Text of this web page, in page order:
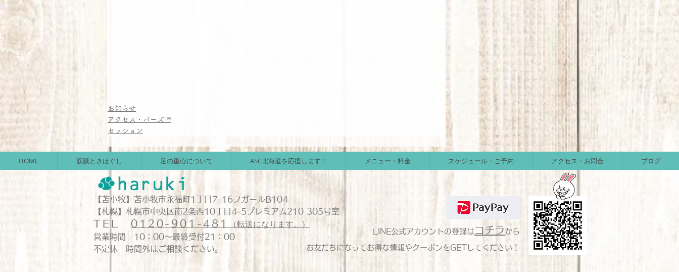
お知らせ
アクセス・バーズ™
セッション
【苫小牧】苫小牧市永福町1丁目7-16フガールB104
【札幌】札幌市中央区南2条西10丁目4-5プレミアム210 305号室
TEL012 0-901-481 （転送になります。）
営業時間 10：00～最終受付21：00
不定休 時間外はご相談ください。
LINE公式アカウントの登録は コチラ から
お友だちになってお得な情報やクーポンをGETしてください！
HOME 筋膜ときほぐし 足の重心について ASC北海道を応援します！ メニュー・料金 スケジュール・ご予約 アクセス・お問合 ブログ